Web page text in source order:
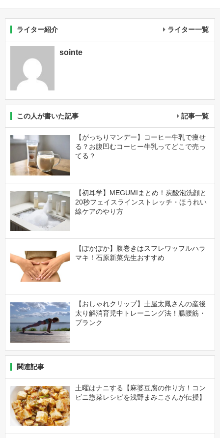
ライター紹介 ライター一覧
sointe
この人が書いた記事 記事一覧
【がっちりマンデー】コーヒー牛乳で痩せ
る？お腹凹むコーヒー牛乳ってどこで売っ
てる？
【初耳学】MEGUMIまとめ！炭酸泡洗顔と
20秒フェイスラインストレッチ・ほうれい
線ケアのやり方
【ぽかぽか】腹巻きはスフレワッフルハラ
マキ！石原新菜先生おすすめ
【おしゃれクリップ】土屋太鳳さんの産後
太り解消育児中トレーニング法！腸腰筋・
プランク
関連記事
土曜はナニする【麻婆豆腐の作り方！コン
ビニ惣菜レシピを浅野まみこさんが伝授】